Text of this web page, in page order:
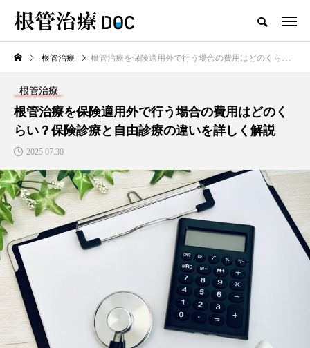
TOP 根管治療
新着記事
根管治療
高田馬場おすすめの根管治療
の名医1人
2026.02.03
根管治療 根管治療を保険適用外で行う場合の費用はどのくらい？保険診療と自由診療の違いを詳しく解説
根管治療
根管治療を保険適用外で行う場合の費用はどのく
らい？保険診療と自由診療の違いを詳しく解説
2025.07.30